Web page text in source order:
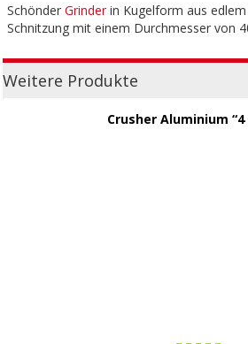
Schönder Grinderin Kugelform aus
Schnitzung mit einem Durchmesser von
Weitere Produkte
Crusher Aluminium